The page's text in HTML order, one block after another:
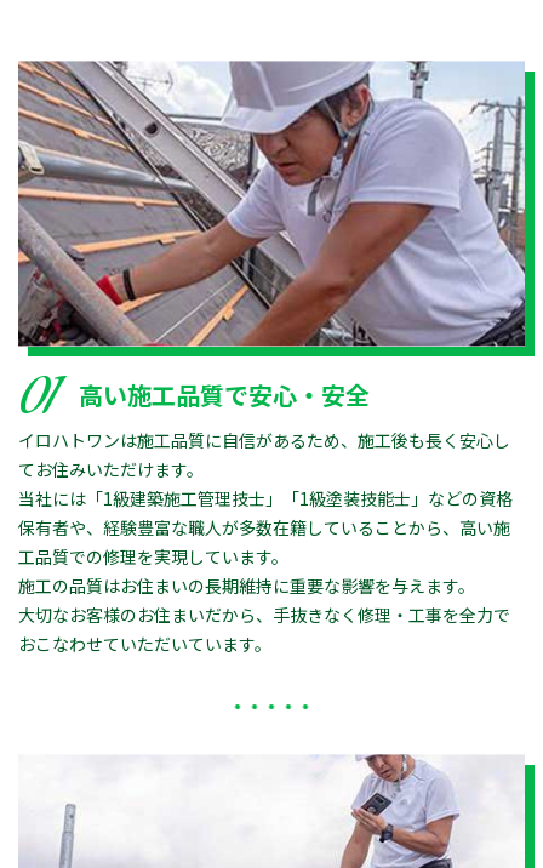
01 高い施工品質で安心・安全
イロハトワンは施工品質に自信があるため、施工後も長く安心し
てお住みいただけます。
当社には「1級建築施工管理技士」「1級塗装技能士」などの資格
保有者や、経験豊富な職人が多数在籍していることから、高い施
工品質での修理を実現しています。
施工の品質はお住まいの長期維持に重要な影響を与えます。
大切なお客様のお住まいだから、手抜きなく修理・工事を全力で
おこなわせていただいています。